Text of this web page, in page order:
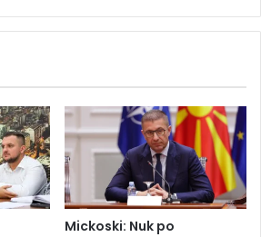
Mickoski: Nuk po